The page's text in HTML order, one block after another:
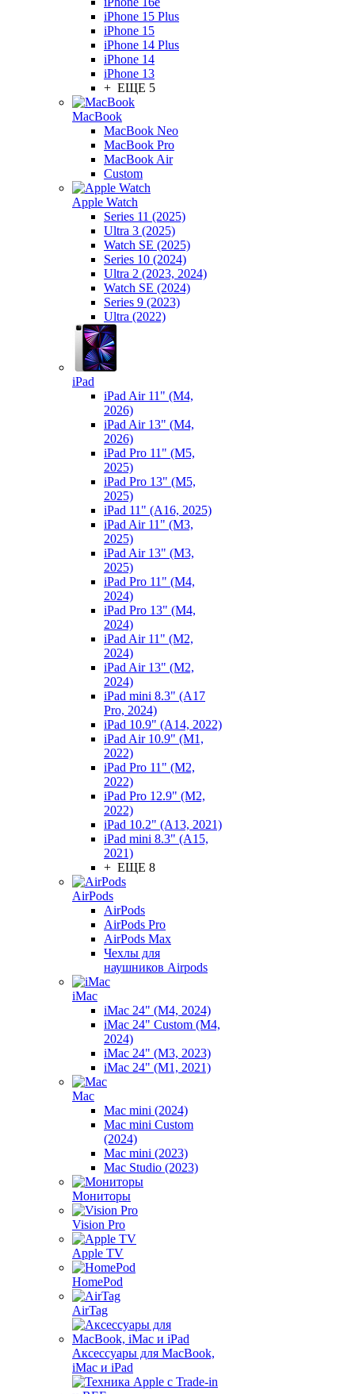
iPhone 15 Plus
iPhone 15
iPhone 14 Plus
iPhone 14
iPhone 13
+ ЕЩЕ 5
MacBook
MacBook Neo
MacBook Pro
MacBook Air
Custom
Apple Watch
Series 11 (2025)
Ultra 3 (2025)
Watch SE (2025)
Series 10 (2024)
Ultra 2 (2023, 2024)
Watch SE (2024)
Series 9 (2023)
Ultra (2022)
iPad
iPad Air 11" (M4,
2026)
iPad Air 13" (M4,
2026)
iPad Pro 11" (M5,
2025)
iPad Pro 13" (M5,
2025)
iPad 11" (A16, 2025)
iPad Air 11" (M3,
2025)
iPad Air 13" (M3,
2025)
iPad Pro 11" (M4,
2024)
iPad Pro 13" (M4,
2024)
iPad Air 11" (M2,
2024)
iPad Air 13" (M2,
2024)
iPad mini 8.3" (A17
Pro, 2024)
iPad 10.9" (A14, 2022)
iPad Air 10.9" (M1,
2022)
iPad Pro 11" (M2,
2022)
iPad Pro 12.9" (M2,
2022)
iPad 10.2" (A13, 2021)
iPad mini 8.3" (A15,
2021)
+ ЕЩЕ 8
AirPods
AirPods
AirPods Pro
AirPods Max
Чехлы для
наушников Airpods
iMac
iMac 24" (M4, 2024)
iMac 24" Custom (M4,
2024)
iMac 24" (M3, 2023)
iMac 24" (M1, 2021)
Mac
Mac mini (2024)
Mac mini Custom
(2024)
Mac mini (2023)
Mac Studio (2023)
Мониторы
Vision Pro
Apple TV
HomePod
AirTag
Аксессуары для MacBook,
iMac и iPad